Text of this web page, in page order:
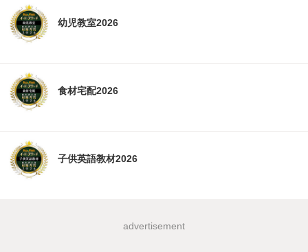
幼児教室2026
食材宅配2026
子供英語教材2026
advertisement